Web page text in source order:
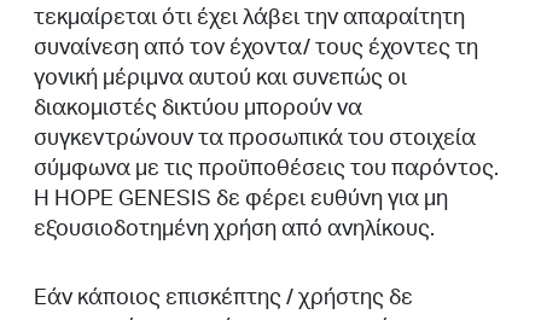
τεκμαίρεται ότι έχει λάβει την απαραίτητη
συναίνεση από τον έχοντα/ τους έχοντες τη
γονική μέριμνα αυτού και συνεπώς οι
διακομιστές δικτύου μπορούν να
συγκεντρώνουν τα προσωπικά του στοιχεία
σύμφωνα με τις προϋποθέσεις του παρόντος.
Η HOPE GENESIS δε φέρει ευθύνη για μη
εξουσιοδοτημένη χρήση από ανηλίκους.
Εάν κάποιος επισκέπτης / χρήστης δε